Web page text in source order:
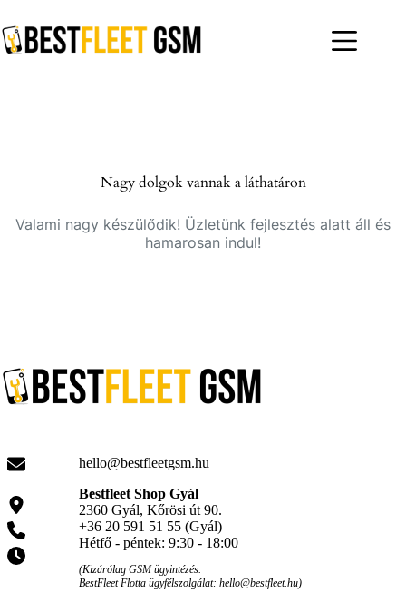
to
content
Nagy dolgok vannak a láthatáron
Valami nagy készülődik! Üzletünk fejlesztés alatt áll és
hamarosan indul!
hello@bestfleetgsm.hu
Bestfleet Shop Gyál
2360 Gyál, Kőrösi út 90.
+36 20 591 51 55 (Gyál)
Hétfő - péntek: 9:30 - 18:00
(Kizárólag GSM ügyintézés.
BestFleet Flotta ügyfélszolgálat: hello@bestfleet.hu)